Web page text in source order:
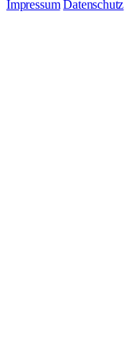
Impressum Datenschutz